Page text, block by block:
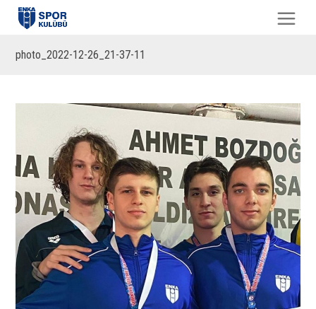
photo_2022-12-26_21-37-11